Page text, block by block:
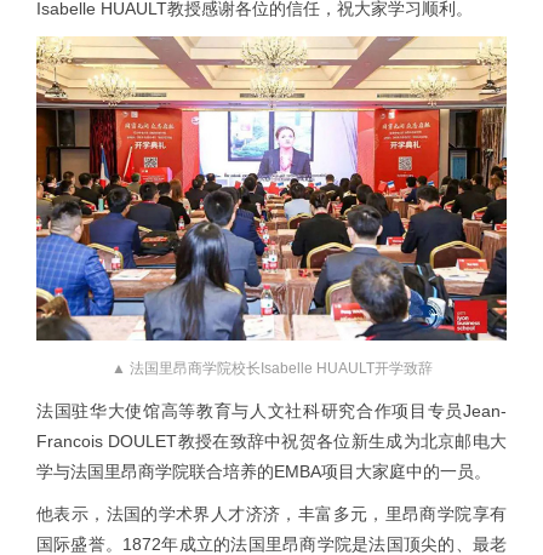
Isabelle HUAULT教授感谢各位的信任，祝大家学习顺利。
▲ 法国里昂商学院校长Isabelle HUAULT开学致辞
法国驻华大使馆高等教育与人文社科研究合作项目专员Jean-
Francois DOULET教授在致辞中祝贺各位新生成为北京邮电大
学与法国里昂商学院联合培养的EMBA项目大家庭中的一员。
他表示，法国的学术界人才济济，丰富多元，里昂商学院享有
国际盛誉。1872年成立的法国里昂商学院是法国顶尖的、最老